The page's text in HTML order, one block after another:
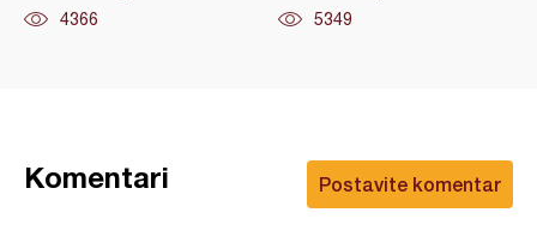
4366 5349
Postavite komentar
Komentari